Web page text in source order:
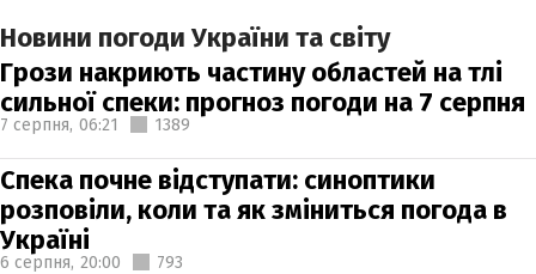
Новини погоди України та світу
Грози накриють частину областей на тлі
сильної спеки: прогноз погоди на 7 серпня
7 серпня, 06:21 1389
Спека почне відступати: синоптики
розповіли, коли та як зміниться погода в
Україні
6 серпня, 20:00 793